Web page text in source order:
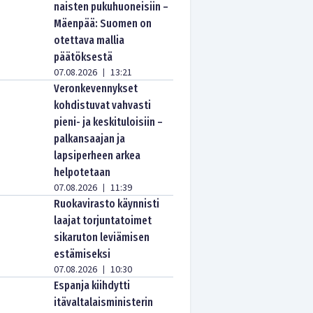
naisten pukuhuoneisiin –
Mäenpää: Suomen on
otettava mallia
päätöksestä
07.08.2026 | 13:21
Veronkevennykset
kohdistuvat vahvasti
pieni- ja keskituloisiin –
palkansaajan ja
lapsiperheen arkea
helpotetaan
07.08.2026 | 11:39
Ruokavirasto käynnisti
laajat torjuntatoimet
sikaruton leviämisen
estämiseksi
07.08.2026 | 10:30
Espanja kiihdytti
itävaltalaisministerin